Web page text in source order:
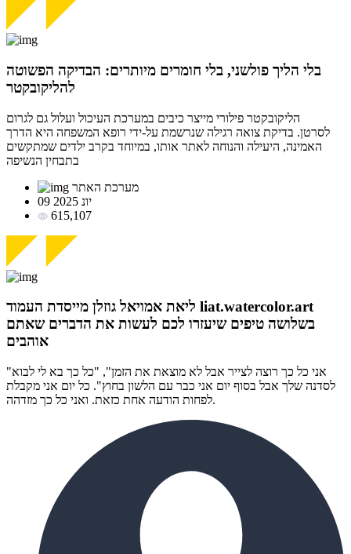
בלי הליך פולשני, בלי חומרים מיותרים: הבדיקה הפשוטה
להליקובקטר
הליקובקטר פילורי מייצר כיבים במערכת העיכול ועלול גם לגרום
לסרטן. בדיקת צואה רגילה שנרשמת על-ידי רופא המשפחה היא הדרך
האמינה, היעילה והנוחה לאתר אותו, במיוחד בקרב ילדים שמתקשים
בתבחין הנשיפה
מערכת האתר
09 יונ 2025
615,107
ליאת אמויאל גוזלן מייסדת העמוד liat.watercolor.art
בשלושה טיפים שיעזרו לכם לעשות את הדברים שאתם
אוהבים
"אני כל כך רוצה לצייר אבל לא מוצאת את הזמן", "כל כך בא לי לבוא
לסדנה שלך אבל בסוף יום אני כבר עם הלשון בחוץ". כל יום אני מקבלת
לפחות הודעה אחת כזאת. ואני כל כך מזדהה.